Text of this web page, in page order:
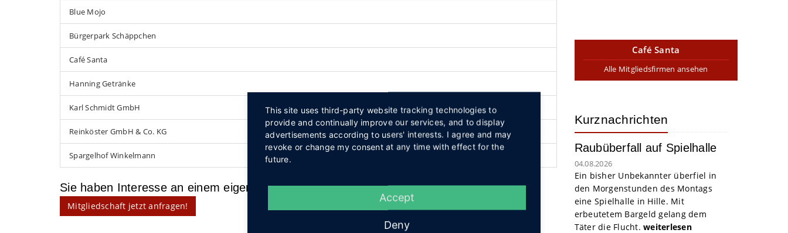
Blue Mojo
Bürgerpark Schäppchen
Café Santa
Hanning Getränke
Karl Schmidt GmbH
Reinköster GmbH & Co. KG
Spargelhof Winkelmann
Sie haben Interesse an einem eigenen Firmenprofil auf HALLO LÜBBECKE?
Mitgliedschaft jetzt anfragen!
Café Santa
Alle Mitgliedsfirmen ansehen
Kurznachrichten
Raubüberfall auf Spielhalle
04.08.2026
Ein bisher Unbekannter überfiel in
den Morgenstunden des Montags
eine Spielhalle in Hille. Mit
erbeutetem Bargeld gelang dem
Täter die Flucht. weiterlesen
This site uses third-party website tracking technologies to
provide and continually improve our services, and to display
advertisements according to users' interests. I agree and may
revoke or change my consent at any time with effect for the
future.
Accept
Deny